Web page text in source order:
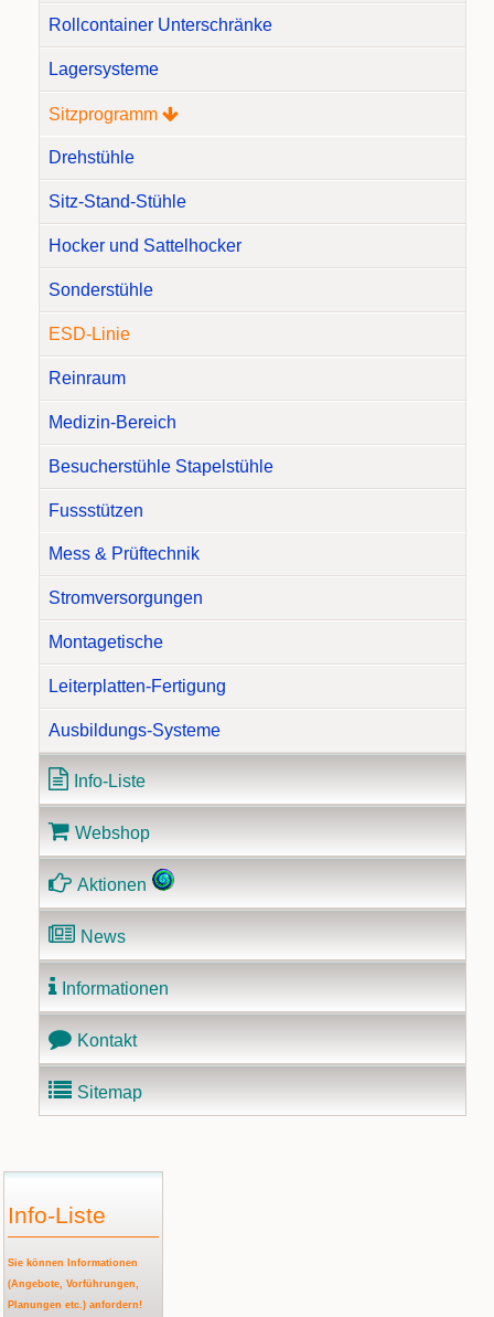
Rollcontainer Unterschränke
Lagersysteme
Sitzprogramm
Drehstühle
Sitz-Stand-Stühle
Hocker und Sattelhocker
Sonderstühle
ESD-Linie
Reinraum
Medizin-Bereich
Besucherstühle Stapelstühle
Fussstützen
Mess & Prüftechnik
Stromversorgungen
Montagetische
Leiterplatten-Fertigung
Ausbildungs-Systeme
Info-Liste
Webshop
Aktionen
News
Informationen
Kontakt
Sitemap
Info-Liste
Sie können Informationen
(Angebote, Vorführungen,
Planungen etc.) anfordern!